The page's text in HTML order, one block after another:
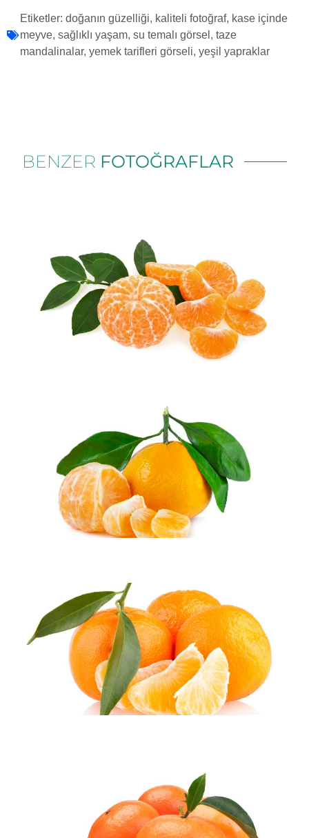
Etiketler: doğanın güzelliği, kaliteli fotoğraf, kase içinde
meyve, sağlıklı yaşam, su temalı görsel , taze
mandalinalar, yemek tarifleri görseli, yeşil yapraklar
BENZER FOTOĞRAFLAR